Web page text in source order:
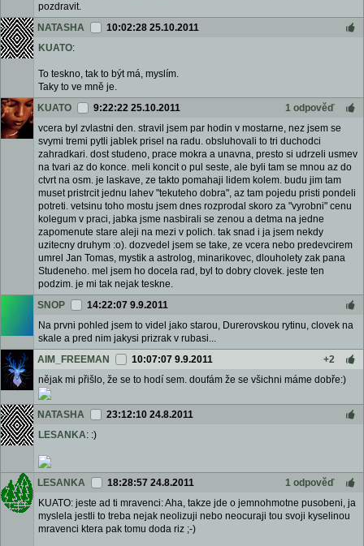
pozdravit.
NATASHA
10:02:28 25.10.2011
KUATO:
To teskno, tak to být má, myslím.
Taky to ve mně je.
KUATO
9:22:22 25.10.2011
1 odpověď
vcera byl zvlastni den. stravil jsem par hodin v mostarne, nez jsem se
svymi tremi pytli jablek prisel na radu. obsluhovali to tri duchodci
zahradkari. dost studeno, prace mokra a unavna, presto si udrzeli usmev
na tvari az do konce. meli koncit o pul seste, ale byli tam se mnou az do
ctvrt na osm. je laskave, ze takto pomahaji lidem kolem. budu jim tam
muset pristrcit jednu lahev "tekuteho dobra", az tam pojedu pristi pondeli
potreti. vetsinu toho mostu jsem dnes rozprodal skoro za "vyrobni" cenu
kolegum v praci, jabka jsme nasbirali se zenou a detma na jedne
zapomenute stare aleji na mezi v polich. tak snad i ja jsem nekdy
uzitecny druhym :o). dozvedel jsem se take, ze vcera nebo predevcirem
umrel Jan Tomas, mystik a astrolog, minarikovec, dlouholety zak pana
Studeneho. mel jsem ho docela rad, byl to dobry clovek. jeste ten
podzim. je mi tak nejak teskne.
SNOP
14:22:07 9.9.2011
Na prvni pohled jsem to videl jako starou, Durerovskou rytinu, clovek na
skale a pred nim jakysi prizrak v rubasi...
AIM_FREEMAN
10:07:07 9.9.2011
+2
nějak mi přišlo, že se to hodí sem. doufám že se všichni máme dobře:)
NATASHA
23:12:10 24.8.2011
LESANKA: :)
LESANKA 18:28:57 24.8.2011
1 odpověď
KUATO: jeste ad ti mravenci: Aha, takze jde o jemnohmotne pusobeni, ja
myslela jestli to treba nejak neolizuji nebo neocuraji tou svoji kyselinou
mravenci ktera pak tomu doda riz ;-)